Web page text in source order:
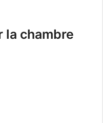
la chambre